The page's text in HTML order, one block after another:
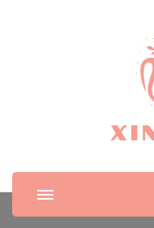
Trang